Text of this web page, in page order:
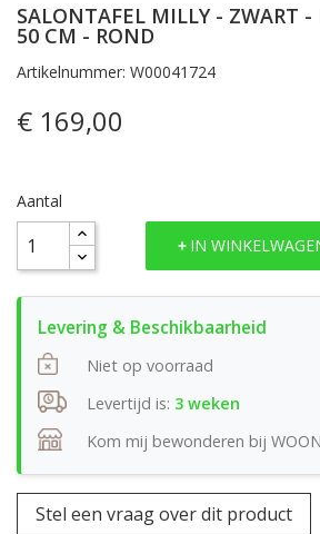
SALONTAFEL MILLY - ZWART
50 CM - ROND
Artikelnummer: W00041724
€ 169,00
Aantal
IN
Niet op voorraad
Levertijd is: 3 weken
Kom mij bewonderen bij
Stel een vraag over dit product